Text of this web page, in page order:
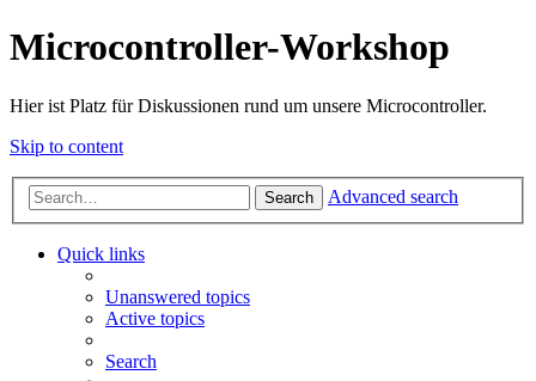
Microcontroller-Workshop
Hier ist Platz für Diskussionen rund um unsere Microcontroller.
Skip to content
Search Advanced search
Quick links
Unanswered topics
Active topics
Search